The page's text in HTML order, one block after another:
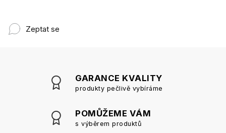
Zeptat se
GARANCE KVALITY
produkty pečlivě vybíráme
POMŮŽEME VÁM
s výběrem produktů